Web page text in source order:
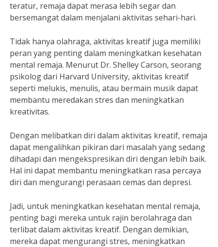
teratur, remaja dapat merasa lebih segar dan
bersemangat dalam menjalani aktivitas sehari-hari.
Tidak hanya olahraga, aktivitas kreatif juga memiliki
peran yang penting dalam meningkatkan kesehatan
mental remaja. Menurut Dr. Shelley Carson, seorang
psikolog dari Harvard University, aktivitas kreatif
seperti melukis, menulis, atau bermain musik dapat
membantu meredakan stres dan meningkatkan
kreativitas.
Dengan melibatkan diri dalam aktivitas kreatif, remaja
dapat mengalihkan pikiran dari masalah yang sedang
dihadapi dan mengekspresikan diri dengan lebih baik.
Hal ini dapat membantu meningkatkan rasa percaya
diri dan mengurangi perasaan cemas dan depresi.
Jadi, untuk meningkatkan kesehatan mental remaja,
penting bagi mereka untuk rajin berolahraga dan
terlibat dalam aktivitas kreatif. Dengan demikian,
mereka dapat mengurangi stres, meningkatkan